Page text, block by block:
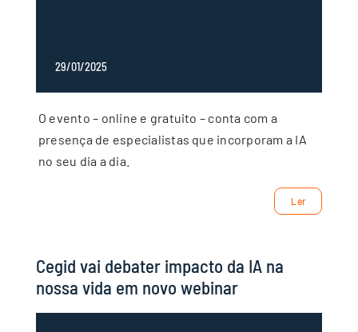
29/01/2025
O evento – online e gratuito – conta com a
presença de especialistas que incorporam a IA
no seu dia a dia.
Ler
Cegid vai debater impacto da IA na
nossa vida em novo webinar